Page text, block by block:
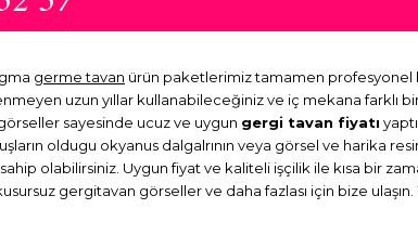
germe tavan ürün paketlerimiz tamamen profesyonel
uzun yıllar kullanabileceğiniz ve iç mekana farklı
sayesinde ucuz ve uygun gergi tavan fiyatı
oldugu okyanus dalgalrının veya görsel ve harika
olabilirsiniz. Uygun fiyat ve kaliteli işçilik ile kısa bir
gergitavan görseller ve daha fazlası için bize ulaşın.